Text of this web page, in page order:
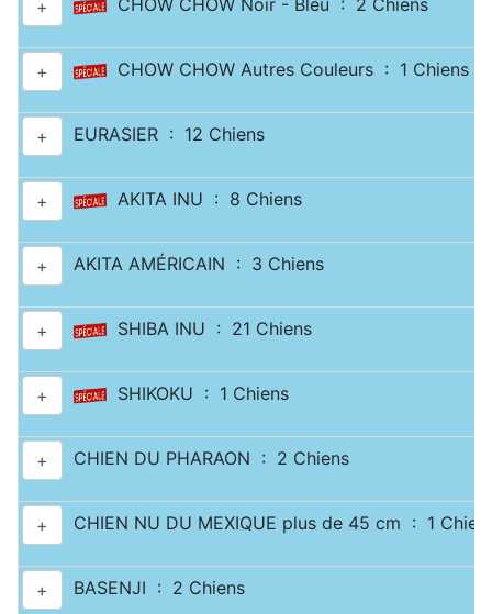
+ CHOW CHOW Noir - Bleu : 2 Chiens
+ CHOW CHOW Autres Couleurs : 1 Chiens
+ EURASIER : 12 Chiens
+ AKITA INU : 8 Chiens
+ AKITA AMÉRICAIN : 3 Chiens
+ SHIBA INU : 21 Chiens
+ SHIKOKU : 1 Chiens
+ CHIEN DU PHARAON : 2 Chiens
+ CHIEN NU DU MEXIQUE plus de 45 cm : 1
+ BASENJI : 2 Chiens